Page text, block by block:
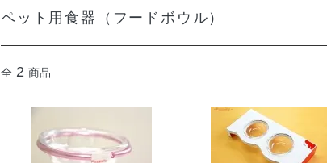
ペット用食器（フードボウル）
全 2 商品